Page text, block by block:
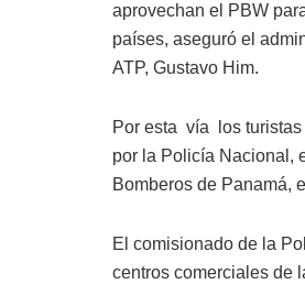
aprovechan el PBW
países, aseguró el
ATP, Gustavo Him.
Por esta vía los
por la Policía Nacional,
Bomberos de Panamá,
El comisionado de la
centros comerciales de